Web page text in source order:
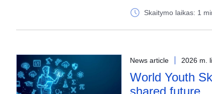
Skaitymo laikas: 1
News article 2026 m.
World Youth
shared future